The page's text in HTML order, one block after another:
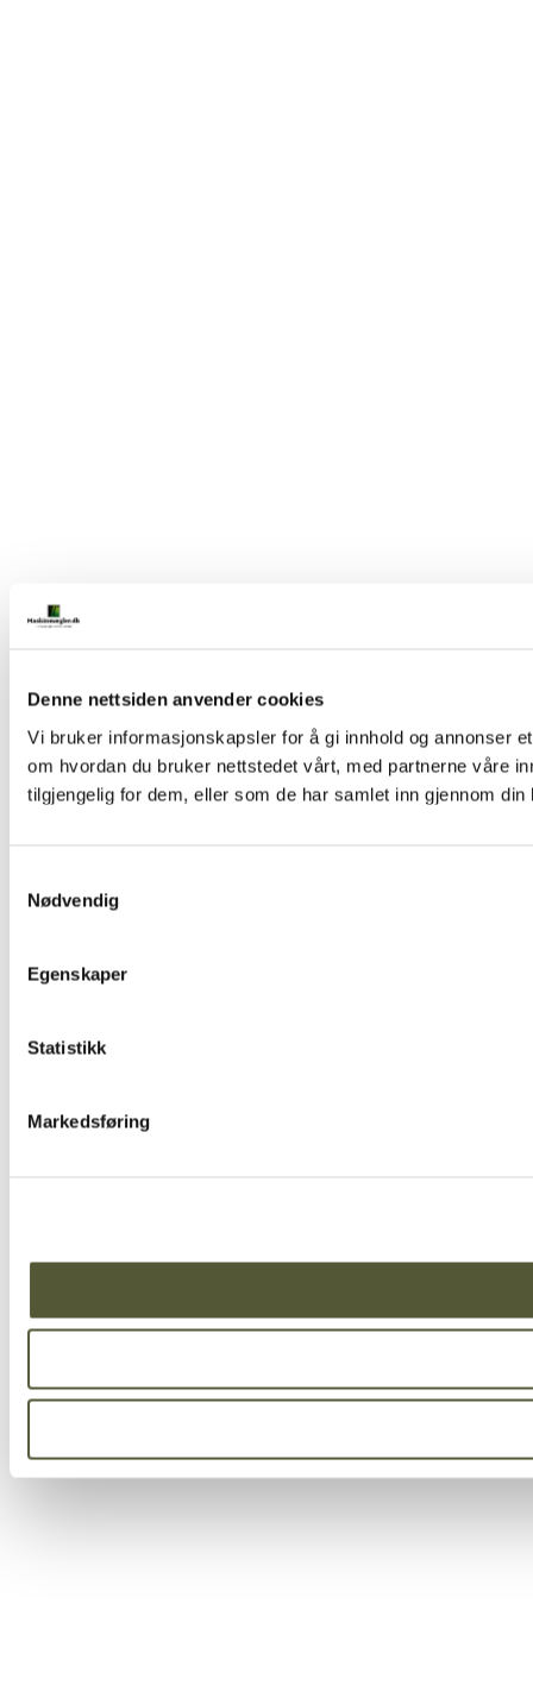
Denne nettsiden anvender cookies
Vi bruker informasjonskapsler for å gi innhold og annonser
om hvordan du bruker nettstedet vårt, med partnerne våre
tilgjengelig for dem, eller som de har samlet inn gjennom
Nødvendig
Egenskaper
Statistikk
Markedsføring